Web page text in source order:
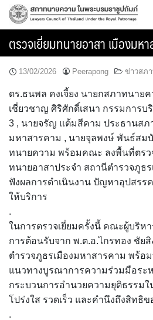
Skip
ตรวจเยี่ยมทนายอาสา เมืองมห
13/02/2026 Peerapong ข่าวสภ
ดร.ธนพล คงเจี้ยง นายกสภาทนาย
เชี่ยวชาญ ศิริศักดิ์เสนา กรรมการ
3 , นายจรัญ แต้มสีคาม ประธานสภ
มหาสารคาม , นายจุลพงษ์ พันธ์สม
ทนายความ พร้อมคณะ ลงพื้นที่ตรว
ทนายอาสาประจำ สถานีตำรวจภูธ
ฟังผลการดำเนินงาน ปัญหาอุปสร
ให้บริการ
.
ในการตรวจเยี่ยมครั้งนี้ คณะผู้บริห
การต้อนรับจาก พ.ต.อ.ไกรทอง ชัย
ตำรวจภูธรเมืองมหาสารคาม พร้อ
แนวทางบูรณาการความร่วมมือระ
กระบวนการอำนวยความยุติธรรม
โปร่งใส รวดเร็ว และคำนึงถึงสิทธิ
.